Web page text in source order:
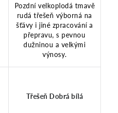
Pozdní velkoplodá tmavě
rudá třešeň výborná na
šťávy i jiné zpracování a
přepravu, s pevnou
dužninou a velkými
výnosy.
Třešeň Dobrá bílá